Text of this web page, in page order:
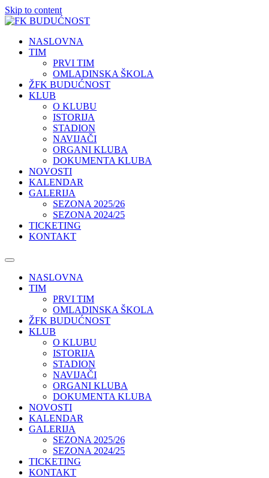
Skip to content
NASLOVNA
TIM
PRVI TIM
OMLADINSKA ŠKOLA
ŽFK BUDUĆNOST
KLUB
O KLUBU
ISTORIJA
STADION
NAVIJAČI
ORGANI KLUBA
DOKUMENTA KLUBA
NOVOSTI
KALENDAR
GALERIJA
SEZONA 2025/26
SEZONA 2024/25
TICKETING
KONTAKT
NASLOVNA
TIM
PRVI TIM
OMLADINSKA ŠKOLA
ŽFK BUDUĆNOST
KLUB
O KLUBU
ISTORIJA
STADION
NAVIJAČI
ORGANI KLUBA
DOKUMENTA KLUBA
NOVOSTI
KALENDAR
GALERIJA
SEZONA 2025/26
SEZONA 2024/25
TICKETING
KONTAKT